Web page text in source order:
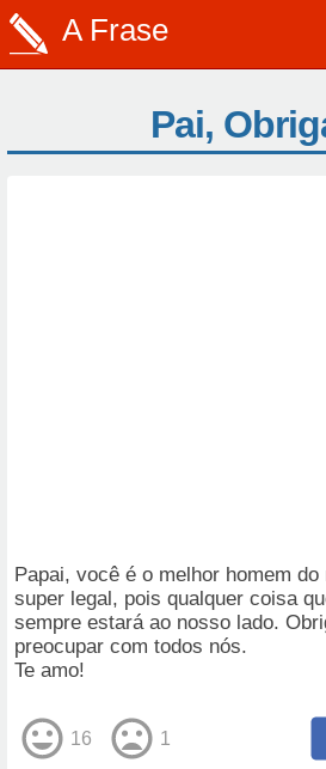
A Frase
Pai,
Papai, você é o melhor homem do
super legal, pois qualquer coisa
sempre estará ao nosso lado.
preocupar com todos nós.
Te amo!
16 1